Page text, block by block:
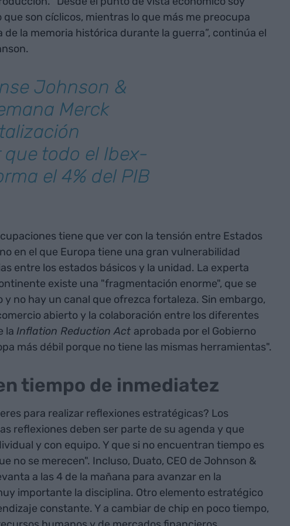
son cíclicos, mientras lo que más me preocupa
la memoria histórica durante la guerra”, continúa el
Johnson &
Merck
todo el Ibex-
el 4% del PIB
tiene que ver con la tensión entre Estados
en el que Europa tiene una gran vulnerabilidad
entre los estados básicos y la unidad. La experta
existe una "fragmentación enorme", que se
no hay un canal que ofrezca fortaleza. Sin embargo,
abierto y la colaboración entre los diferentes
la Inflation Reduction Act aprobada por el Gobierno
más débil porque no tiene las mismas herramientas".
tiempo de inmediatez
para realizar reflexiones estratégicas? Los
reflexiones deben ser parte de su agenda y que
y con equipo. Y que si no encuentran tiempo es
no se merecen". Incluso, Duato, CEO de Johnson &
a las 4 de la mañana para avanzar en la
importante la disciplina. Otro elemento estratégico
constante. Y a cambiar de chip en poco tiempo,